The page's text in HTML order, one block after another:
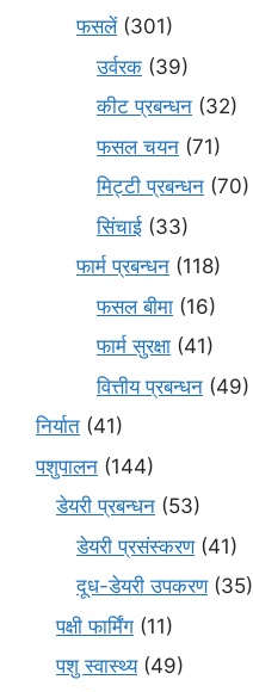
फसलें(301)
उर्वरक (39)
कीट प्रबन्धन (32)
फसल चयन (71)
मि‌ट्टी प्रबन्धन (70)
सिंचाई (33)
फार्म प्रबन्धन (118)
फसल बीमा (16)
फार्म सुरक्षा (41)
वित्तीय प्रबन्धन (49)
निर्यात (41)
पशुपालन (144)
डेयरी प्रबन्धन (53)
डेयरी प्रसंस्करण(41)
दूध-डेयरी उपकरण(35)
पक्षी फार्मिंग (11)
पशु स्वास्थ्य(49)